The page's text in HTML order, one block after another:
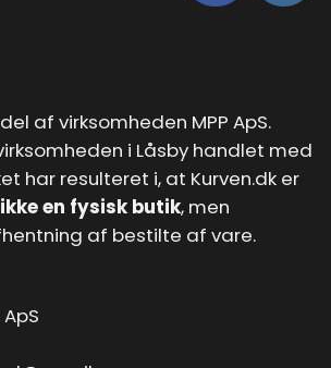
af virksomheden MPP ApS.
i Låsby handlet med
har resulteret i, at Kurven.dk er
ikke en fysisk butik, men
af bestilte af vare.